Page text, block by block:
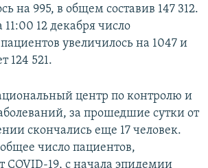
на 995, в общем составив 147 312.
12 декабря число
увеличилось на 1047 и
124 521.
центр по контролю и
за прошедшие сутки от
скончались еще 17 человек.
число пациентов,
COVID-19, с начала эпидемии